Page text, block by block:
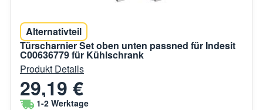
Alternativteil
Türscharnier Set oben unten passned für Indesit
C00636779 für Kühlschrank
Produkt Details
29,19 €
1-2 Werktage